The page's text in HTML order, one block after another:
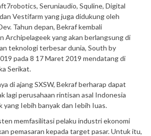
Seruniaudio, Squline, Digital
Vestifarm yang juga didukung oleh
Tahun depan, Bekraf kembali
Archipelageek yang akan berlangsung di
teknologi terbesar dunia, South by
pada 8 17 Maret 2019 mendatang di
Serikat.
di ajang SXSW, Bekraf berharap dapat
lagi perusahaan rintisan asal Indonesia
yang Iebih banyak dan Iebih Iuas.
memfasilitasi pelaku industri ekonomi
pemasaran kepada target pasar. Untuk itu,